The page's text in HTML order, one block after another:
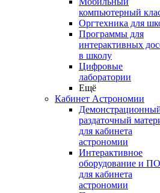
компьютерный
Оргтехника для
Программы для
интерактивных
в школу
Цифровые
лаборатории
Ещё
Кабинет Астрономии
раздаточный
для кабинета
астрономии
Интерактивное
оборудование и ПО
для кабинета
астрономии